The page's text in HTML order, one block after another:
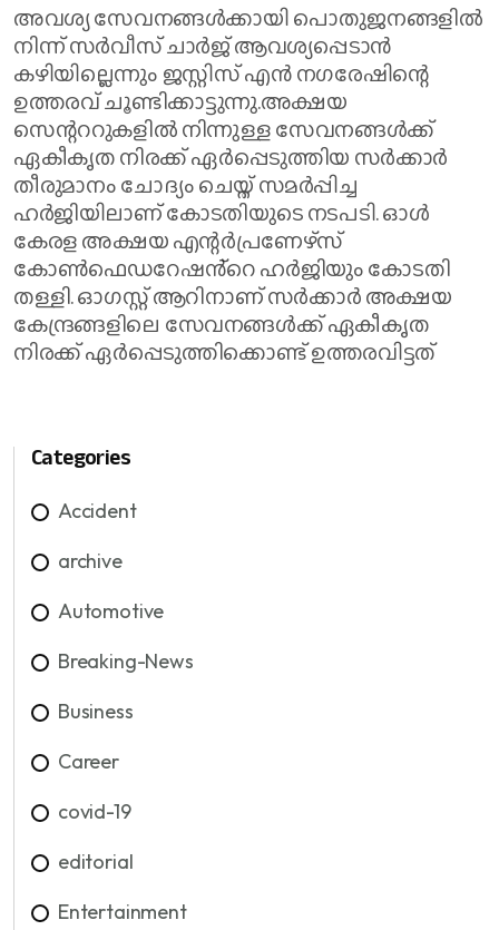
അവശ്യ സേവനങ്ങള്‍ക്കായി പൊതുജനങ്ങളില്‍
നിന്ന് സര്‍വീസ് ചാര്‍ജ് ആവശ്യപ്പെടാന്‍
കഴിയില്ലെന്നും ജസ്റ്റിസ് എന്‍ നഗരേഷിന്റെ
ഉത്തരവ് ചൂണ്ടിക്കാട്ടുന്നു.അക്ഷയ
സെന്റററുകളിൽ നിന്നുള്ള സേവനങ്ങൾക്ക്
ഏകീകൃത നിരക്ക് ഏർപ്പെടുത്തിയ സർക്കാർ
തീരുമാനം ചോദ്യം ചെയ്ത് സമർപ്പിച്ച
ഹർജിയിലാണ് കോടതിയുടെ നടപടി. ഓൾ
കേരള അക്ഷയ എന്റർപ്രണേഴ്സ്
കോൺഫെഡറേഷൻ്റെ ഹർജിയും കോടതി
തള്ളി. ഓഗസ്റ്റ് ആറിനാണ് സർക്കാർ അക്ഷയ
കേന്ദ്രങ്ങളിലെ സേവനങ്ങൾക്ക് ഏകീകൃത
നിരക്ക് ഏർപ്പെടുത്തിക്കൊണ്ട് ഉത്തരവിട്ടത്
Categories
Accident
archive
Automotive
Breaking-News
Business
Career
covid-19
editorial
Entertainment